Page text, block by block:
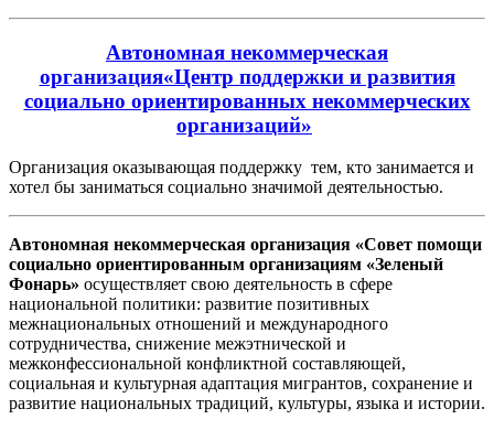
Автономная некоммерческая
организация«Центр поддержки и развития
социально ориентированных некоммерческих
организаций»
Организация оказывающая поддержку тем, кто занимается и
хотел бы заниматься социально значимой деятельностью.
Автономная некоммерческая организация «Совет помощи
социально ориентированным организациям «Зеленый
Фонарь» осуществляет свою деятельность в сфере
национальной политики: развитие позитивных
межнациональных отношений и международного
сотрудничества, снижение межэтнической и
межконфессиональной конфликтной составляющей,
социальная и культурная адаптация мигрантов, сохранение и
развитие национальных традиций, культуры, языка и истории.